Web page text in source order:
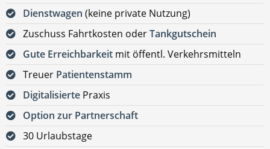
Dienstwagen (keine private Nutzung)
Zuschuss Fahrtkosten oderTankgutschein
Gute Erreichbarkeit mit öffentl. Verkehrsmitteln
Treuer Patientenstamm
Digitalisierte Praxis
Option zur Partnerschaft
30 Urlaubstage